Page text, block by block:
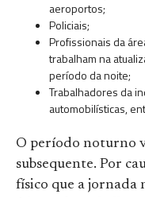
aeroportos;
Policiais;
Profissionais da
trabalham na
período da noite;
Trabalhadores da
automobilísticas,
O período noturno
subsequente. Por
físico que a jornada